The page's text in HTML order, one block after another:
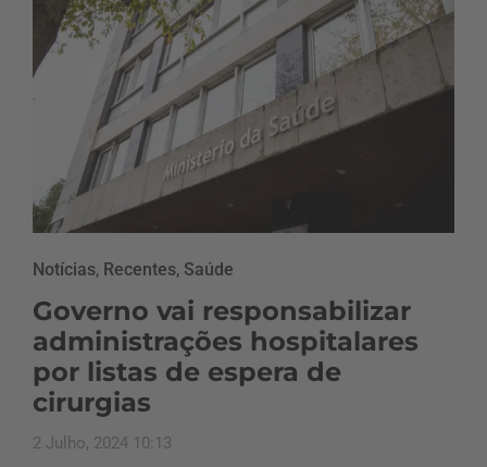
Notícias, Recentes, Saúde
Governo vai responsabilizar
administrações hospitalares
por listas de espera de
cirurgias
2 Julho, 2024 10:13